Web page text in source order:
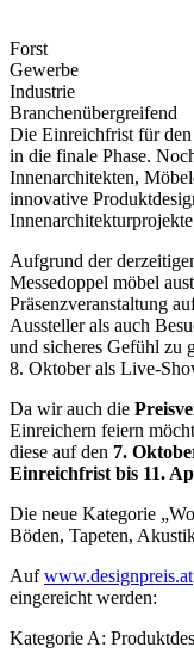
Forst
Gewerbe
Industrie
Branchenübergreifend
Die Einreichfrist für
in die finale Phase.
Innenarchitekten,
innovative
Aufgrund der
Messedoppel möbel
Präsenzveranstaltung
Aussteller als auch
und sicheres Gefühl zu
8. Oktober als Live-
Da wir auch die
Einreichern feiern
diese auf den 7.
Einreichfrist bis 11.
Die neue Kategorie
Böden, Tapeten,
Aufwww.designpreis.at
eingereicht werden:
Kategorie A: